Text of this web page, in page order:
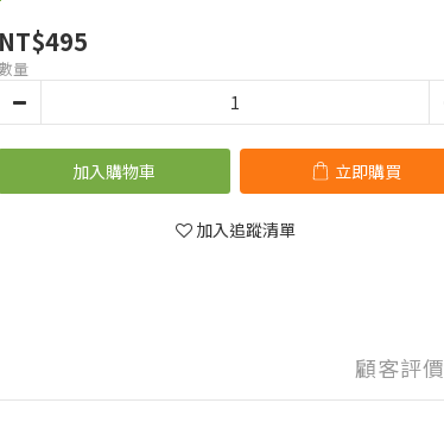
NT$495
量
加入購物車 立即購買
加入追蹤清單
顧客評價